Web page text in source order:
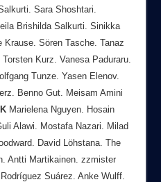
Sara Shoshtari.
Brishilda Salkurti. Sinikka
Sören Tasche. Tanaz
Kurz. Vanesa Paduraru.
Tunze. Yasen Elenov.
Benno Gut. Meisam Amini
Marielena Nguyen. Hosain
Alawi. Mostafa Nazari. Milad
David Löhstana. The
Antti Martikainen. zzmister
Suárez. Anke Wulff.